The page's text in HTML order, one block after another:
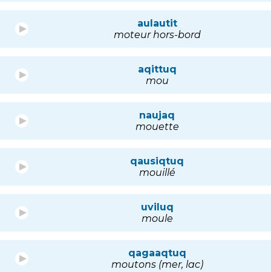
aulautit
moteur hors-bord
aqittuq
mou
naujaq
mouette
qausiqtuq
mouillé
uviluq
moule
qagaaqtuq
moutons (mer, lac)